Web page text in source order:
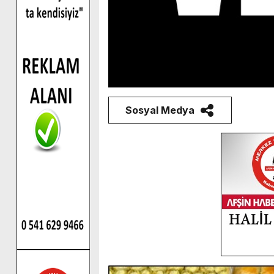
Sosyal Medya